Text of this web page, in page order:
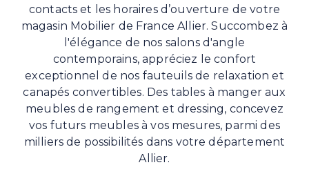
contacts et les horaires d’ouverture de votre
magasin Mobilier de France Allier. Succombez à
l'élégance de nos salons d'angle
contemporains, appréciez le confort
exceptionnel de nos fauteuils de relaxation et
canapés convertibles. Des tables à manger aux
meubles de rangement et dressing, concevez
vos futurs meubles à vos mesures, parmi des
milliers de possibilités dans votre département
Allier.